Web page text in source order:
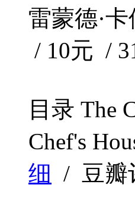
雷蒙德·
/ 10元 /
目录 The
Chef's
细 / 豆瓣